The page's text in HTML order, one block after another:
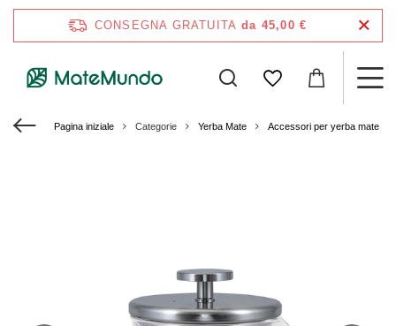
CONSEGNA GRATUITA da 45,00 €
Pagina iniziale Categorie Yerba Mate Accessori per yerba mate